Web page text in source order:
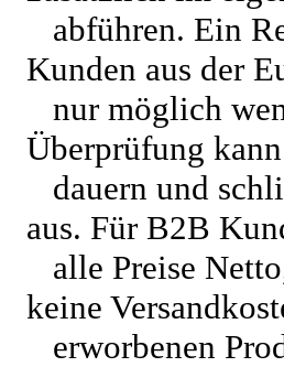
abführen. Ein
Kunden aus der
nur möglich
Überprüfung
dauern und
aus. Für B2B
alle Preise
keine
erworbenen